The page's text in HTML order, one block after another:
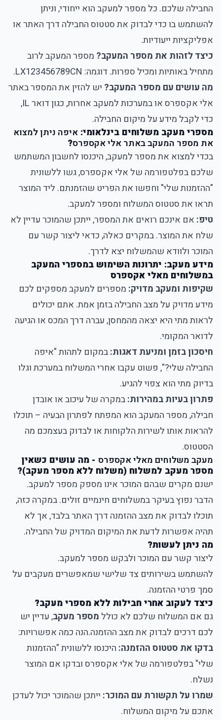
החבילה שלכם. כל מספר למעקב הוא ייחודי, וניתן
להשתמש בו כדי לבדוק את סטטוס החבילה דרך האתר או
אפליקציות ייעודיות.
כיצד לזהות את מספר המעקב? מספר המעקב לרוב
מתחיל באותיות ומכיל ספרות. דוגמה: LX123456789CN.
מה עושים עם מספר המעקב? יש להזין את המספר באתר
אלי אקספרס או במערכות למעקב אחרות, כגון דואר IL,
כדי לקבל מידע על מיקום החבילה.
מספרי מעקב משלוחים בינלאומי: איפה ניתן למצוא
את מספר המעקב באתר אלי אקספרס?
בכדי למצוא את מספר למעקב, היכנסו לחשבון המשתמש
שלכם בפלטפורמה של אלי אקספרס, גשו ללשונית
"ההזמנות שלי" וחפשו את הפריט שהזמנתם. ליד המוצר
תראו את סטטוס המשלוח ומספר למעקב.
טיפ: אם אינכם רואים את המספר, ייתכן שהמוכר עדיין לא
שלח את המוצר. במקרים כאלה, כדאי ליצור קשר עם
המוכר ולוודא שהמשלוח יצא לדרך.
מידע מעקב: יתרונות השימוש במספרי המעקב
במשלוחים מאלי אקספרס
שקיפות ומעקב מדויק: מספרים למעקב מספקים לכם
מידע מדויק על מצב החבילה בזמן אמת. אתם יכולים
לראות מתי היא יצאה מהמחסן, עברה דרך המכס או הגיעה
לדואר המקומי.
חיסכון בזמן ומניעת דאגות:במקום לתהות "איפה
החבילה שלי?", פשוט עקבו אחרי המשלוח במערכת וגלו
בדיוק מתי הוא צפוי להגיע.
פתרון בעיות במהירות:במקרה של עיכוב או אובדן
חבילה, מספר המעקב הוא המפתח לפתרון הבעיה – תוכלו
להראות אותו לשירות הלקוחות או לבדוק בעצמכם מה
הסטטוס.
מעקב משלוחים מאלי אקספרס - מה עושים כשאין
מספר מעקב למשלוח (משלוח ללא מספר מעקב)?
ישנם מקרים שבהם המוכר אינו מספק מספר למעקב.
הדבר נפוץ בעיקר במשלוחים חינמיים זולים. במקרה כזה,
תוכלו לבדוק את מצב ההזמנה דרך האתר בלבד, אך לא
תהיה אפשרות לדעת את המיקום המדויק של החבילה.
מה ניתן לעשות?
ליצור קשר עם המוכר ולבקש מספר למעקב.
להשתמש בשירותים צד שלישי שמאפשרים מעקבים על
סמך פרטי ההזמנה.
כיצד לעקוב אחרי חבילות ללא מספרי מעקב?
גם אם המשלוח שלכם לא כולל מספר מעקב, עדיין יש
לכם דרכים לבדוק את מצב ההזמנה.הנה כמה אפשרויות:
בדקו את סטטוס ההזמנה: היכנסו ללשונית "ההזמנות
שלי" בפלטפורמה של אלי אקספרס ובדקו אם המוצר
נשלח.
שמרו על תקשורת עם המוכר: ייתכן שהמוכר יכול לעדכן
אתכם על מיקום המשלוח.